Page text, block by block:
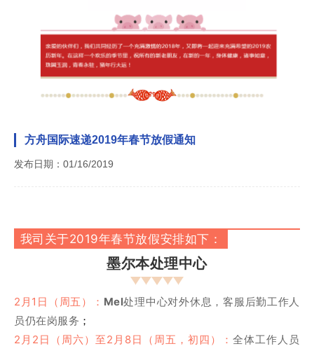
运费估算
方舟国际速递2019年春节放假通知
发布日期：01/16/2019
我司关于2019年春节放假安排如下：
墨尔本处理中心
2月1日（周五）： Mel处理中心对外休息，客服后勤工作人
员仍在岗服务 ；
2月2日（周六）至2月8日（周五，初四）：全体工作人员